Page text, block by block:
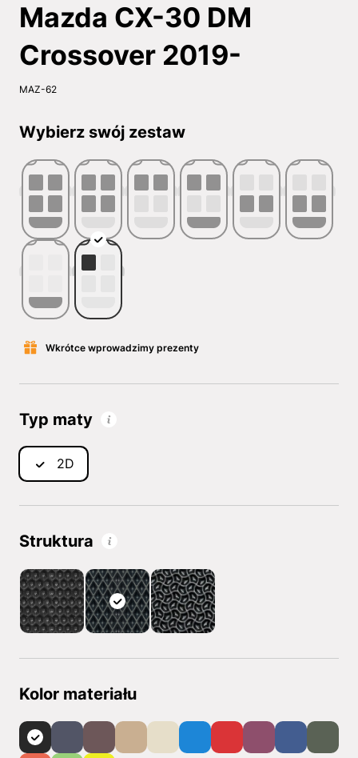
Mazda CX-30 DM
Crossover 2019-
MAZ-62
Wybierz swój zestaw
Wkrótce wprowadzimy prezenty
Typ maty
2D
Struktura
Kolor materiału